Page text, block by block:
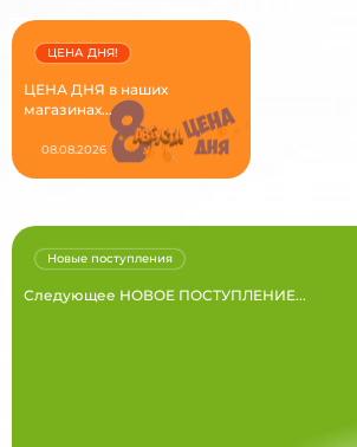
ЦЕНА ДНЯ в наших
магазинах...
ЦЕНА ДНЯ!
08.08.2026
Следующее НОВОЕ ПОСТУПЛЕНИЕ...
Новые поступления